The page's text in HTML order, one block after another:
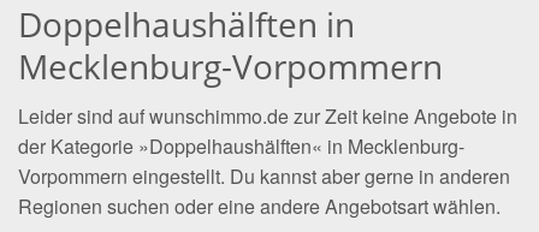
Doppelhaushälften in
Mecklenburg-Vorpommern
Leider sind auf wunschimmo.de zur Zeit keine Angebote in
der Kategorie »Doppelhaushälften« in Mecklenburg-
Vorpommern eingestellt. Du kannst aber gerne in anderen
Regionen suchen oder eine andere Angebotsart wählen.